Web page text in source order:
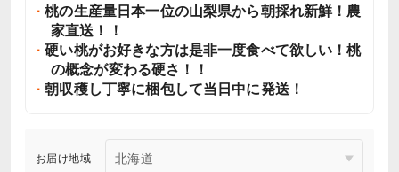
桃の生産量日本一位の山梨県から朝採れ新鮮！農
家直送！！
硬い桃がお好きな方は是非一度食べて欲しい！桃
の概念が変わる硬さ！！
朝収穫し丁寧に梱包して当日中に発送！
お届け地域